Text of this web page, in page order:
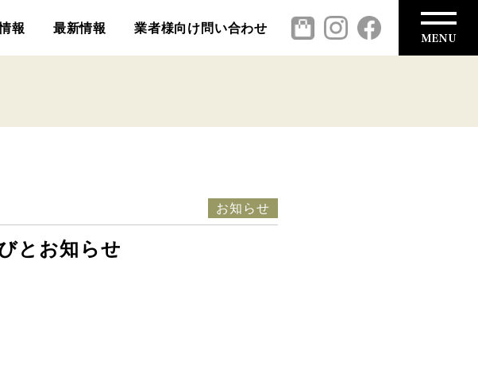
報 最新情報 業者様向け問い合わせ
お知らせ
とお知らせ